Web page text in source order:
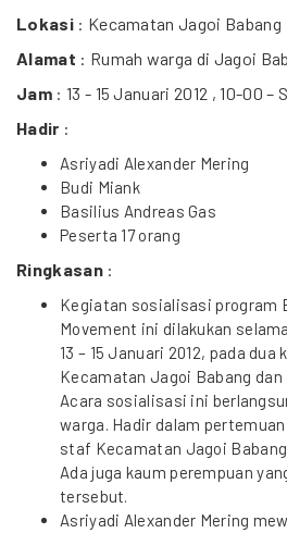
Lokasi: Kecamatan Jagoi Babang
Alamat : Rumah warga di Jagoi
Jam: 13 - 15 Januari 2012 , 10-00 –
Hadir :
Asriyadi Alexander Mering
Budi Miank
Basilius Andreas Gas
Peserta 17 orang
Ringkasan:
Kegiatan sosialisasi program
Movement ini dilakukan
13 – 15 Januari 2012, pada
Kecamatan Jagoi Babang
Acara sosialisasi ini
warga. Hadir dalam
staf Kecamatan Jagoi
Ada juga kaum perempuan
tersebut.
Asriyadi Alexander Mering